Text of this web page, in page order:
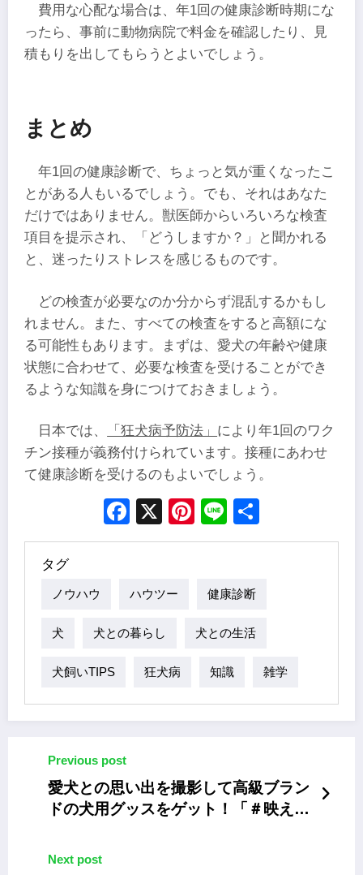
費用な心配な場合は、年1回の健康診断時期にな
ったら、事前に動物病院で料金を確認したり、見
積もりを出してもらうとよいでしょう。
まとめ
年1回の健康診断で、ちょっと気が重くなったこ
とがある人もいるでしょう。でも、それはあなた
だけではありません。獣医師からいろいろな検査
項目を提示され、「どうしますか？」と聞かれる
と、迷ったりストレスを感じるものです。
どの検査が必要なのか分からず混乱するかもし
れません。また、すべての検査をすると高額にな
る可能性もあります。まずは、愛犬の年齢や健康
状態に合わせて、必要な検査を受けることができ
るような知識を身につけておきましょう。
日本では、 「狂犬病予防法」 により年1回のワク
チン接種が義務付けられています。接種にあわせ
て健康診断を受けるのもよいでしょう。
Facebook
X Pinterest
Line
タグ
ノウハウ ハウツー 健康診断
犬 犬との暮らし 犬との生活
犬飼いTIPS 狂犬病 知識 雑学
Previous post
愛犬との思い出を撮影して高級ブラン
ドの犬用グッスをゲット！「＃映えわ
Next post